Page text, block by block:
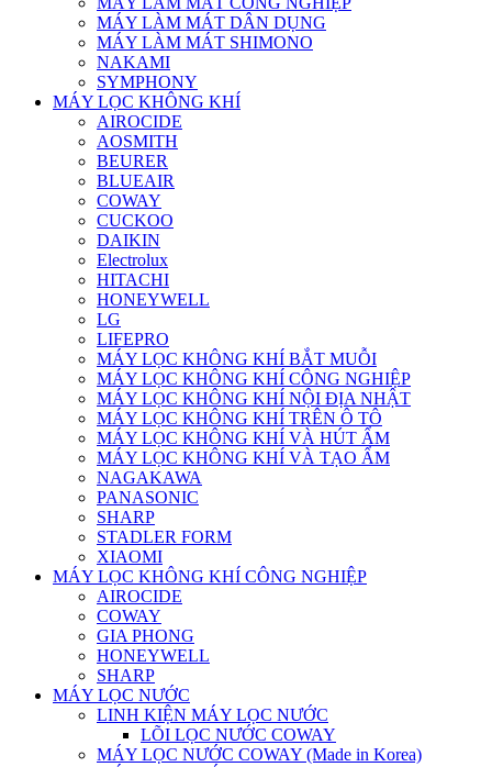
MÁY LÀM MÁT DÂN DỤNG
MÁY LÀM MÁT SHIMONO
NAKAMI
SYMPHONY
MÁY LỌC KHÔNG KHÍ
AIROCIDE
AOSMITH
BEURER
BLUEAIR
COWAY
CUCKOO
DAIKIN
Electrolux
HITACHI
HONEYWELL
LG
LIFEPRO
MÁY LỌC KHÔNG KHÍ BẮT MUỖI
MÁY LỌC KHÔNG KHÍ CÔNG NGHIỆP
MÁY LỌC KHÔNG KHÍ NỘI ĐỊA NHẬT
MÁY LỌC KHÔNG KHÍ TRÊN Ô TÔ
MÁY LỌC KHÔNG KHÍ VÀ HÚT ẨM
MÁY LỌC KHÔNG KHÍ VÀ TẠO ẨM
NAGAKAWA
PANASONIC
SHARP
STADLER FORM
XIAOMI
MÁY LỌC KHÔNG KHÍ CÔNG NGHIỆP
AIROCIDE
COWAY
GIA PHONG
HONEYWELL
SHARP
MÁY LỌC NƯỚC
LINH KIỆN MÁY LỌC NƯỚC
LÕI LỌC NƯỚC COWAY
MÁY LỌC NƯỚC COWAY (Made in Korea)